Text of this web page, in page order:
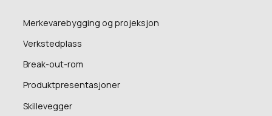
Merkevarebygging og projeksjon
Verkstedplass
Break-out-rom
Produktpresentasjoner
Skillevegger